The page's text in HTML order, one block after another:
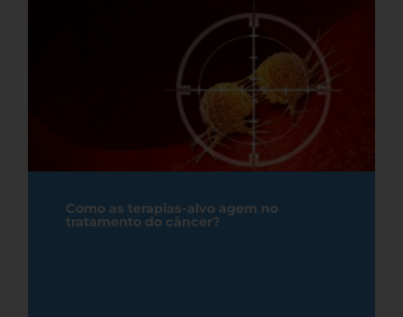
Como as terapias-alvo agem no
tratamento do câncer?